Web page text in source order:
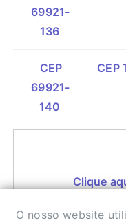
69921-
136
CEP
69921-
140
CEP
Clique
O nosso website